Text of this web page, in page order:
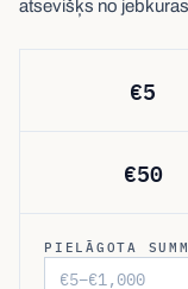
atsevišķs no
€5
€50
PIELĀGOTA